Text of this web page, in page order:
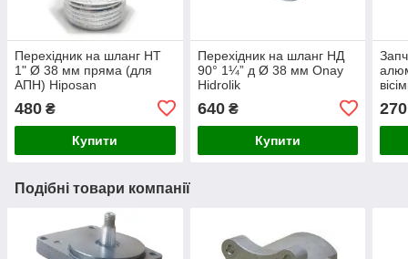
Перехідник на шланг НТ
1" Ø 38 мм пряма (для
АПН) Hiposan
480 ₴
Купити
Перехідник на шланг НД
90° 1¼” д Ø 38 мм Onay
Hidrolik
640₴
Купити
270
Подібні товари компанії